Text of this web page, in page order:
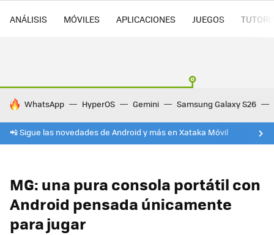
ANÁLISIS MÓVILES APLICACIONES JUEGOS
HOY SE HABLA DE
WhatsApp HyperOS Gemini Samsung Galaxy S26
📲 Sigue las novedades de Android y más en Xataka Móvil
MG: una pura consola portátil con
Android pensada únicamente
para jugar